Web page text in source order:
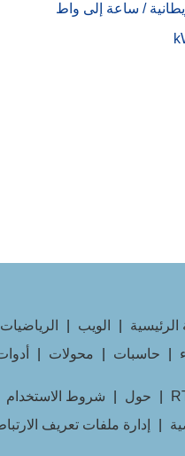
/ ساعة إلى واط
| الويب | الرياضيات |
| حاسبات | محولات | أدوات
| حول | شروط الاستخدام |
| إدارة ملفات تعريف الارتباط